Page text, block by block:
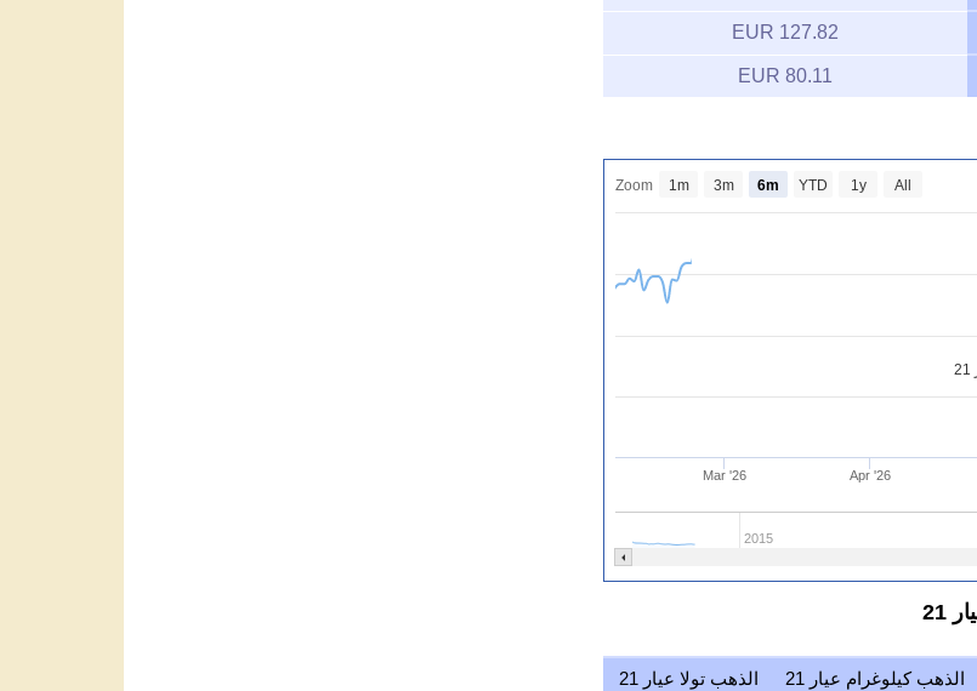
127.82 EUR
80.11 EUR
Mar '26 Apr '26
2015
Zoom 1m 3m 6m YTD 1y All
الذهب كيلوغرام عيار 21 الذهب تولا عيار 21